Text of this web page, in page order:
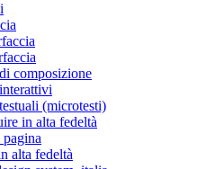
composizione
(microtesti)
in alta fedeltà
alta fedeltà